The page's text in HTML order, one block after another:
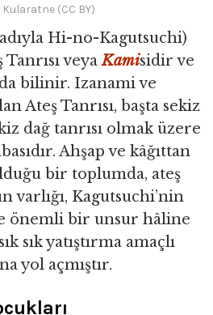
(CC BY)
Hi-no-Kagutsuchi)
veyaKamisidir ve
bilinir. Izanami ve
Ateş Tanrısı, başta sekiz
dağ tanrısı olmak üzere
Ahşap ve kâğıttan
bir toplumda, ateş
varlığı, Kagutsuchi’nin
önemli bir unsur hâline
sık yatıştırma amaçlı
yol açmıştır.